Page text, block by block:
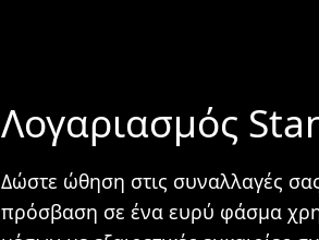
Λογαριασμός
Δώστε ώθηση στις συναλλαγές
πρόσβαση σε ένα ευρύ φάσμα